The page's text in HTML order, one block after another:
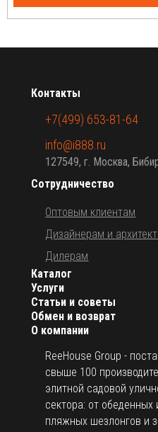
О компании
ReeHouse Group -
свыше 100
элитной садовой
сектора: от
пляжных шезлонгов и
Каталог
Услуги
Статьи и советы
Обмен и возврат
Сотрудничество
Оптовым клиентам
Дизайнерам и
Дилерам
Контакты
+7(499) 653-81-64
info@i888.ru
127549, г. Москва,